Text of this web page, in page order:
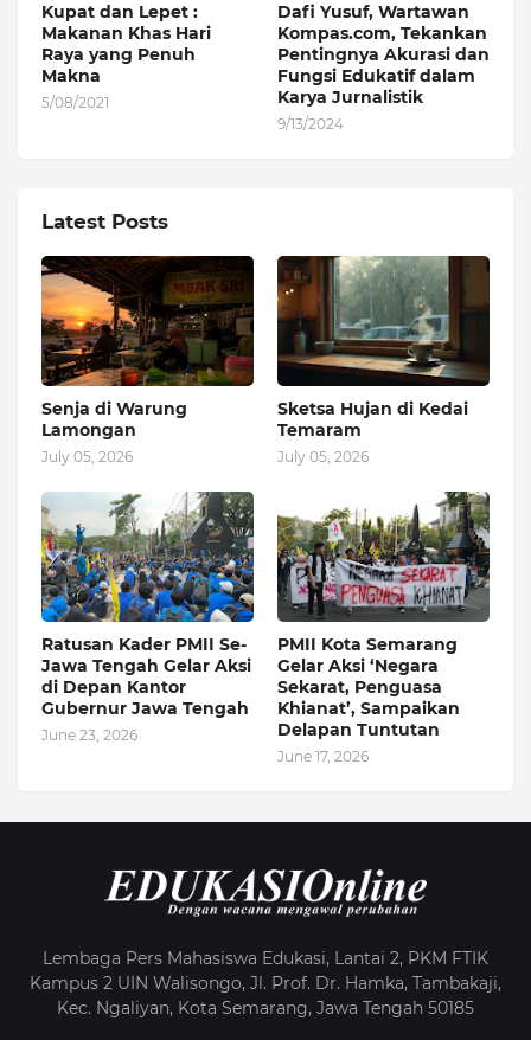
Kupat dan Lepet :
Makanan Khas Hari
Raya yang Penuh
Makna
5/08/2021
Dafi Yusuf, Wartawan
Kompas.com, Tekankan
Pentingnya Akurasi dan
Fungsi Edukatif dalam
Karya Jurnalistik
9/13/2024
Latest Posts
Senja di Warung
Lamongan
July 05, 2026
Sketsa Hujan di Kedai
Temaram
July 05, 2026
Ratusan Kader PMII Se-
Jawa Tengah Gelar Aksi
di Depan Kantor
Gubernur Jawa Tengah
June 23, 2026
PMII Kota Semarang
Gelar Aksi ‘Negara
Sekarat, Penguasa
Khianat’, Sampaikan
Delapan Tuntutan
June 17, 2026
Lembaga Pers Mahasiswa Edukasi, Lantai 2, PKM FTIK
Kampus 2 UIN Walisongo, Jl. Prof. Dr. Hamka, Tambakaji,
Kec. Ngaliyan, Kota Semarang, Jawa Tengah 50185